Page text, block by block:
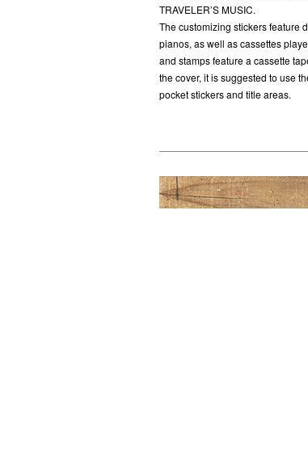
TRAVELER’S MUSIC.
The customizing stickers feature
pianos, as well as cassettes
and stamps feature a cassette
the cover, it is suggested to use
pocket stickers and title areas.